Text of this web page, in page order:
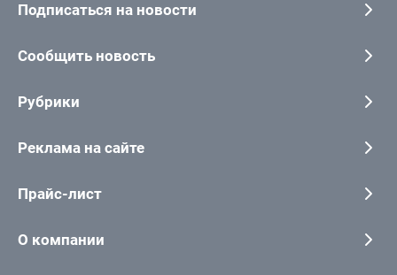
Подписаться на новости
Сообщить новость
Рубрики
Реклама на сайте
Прайс-лист
О компании